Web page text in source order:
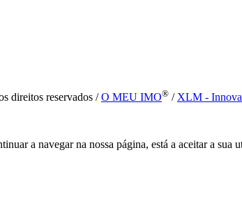
direitos reservados /O MEU IMO® / XLM -
a navegar na nossa página, está a aceitar a sua